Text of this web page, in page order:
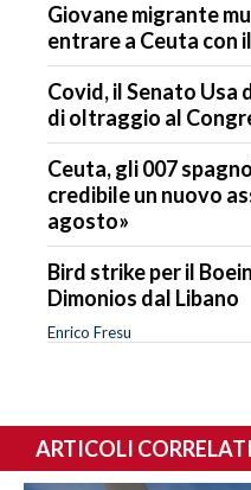
Giovane migrante
entrare a Ceuta con
Covid, il Senato Usa
di oltraggio al
Ceuta, gli 007
credibile un nuovo
agosto»
Bird strike per il
Dimonios dal Libano
Enrico Fresu
ARTICOLI CORRELATI